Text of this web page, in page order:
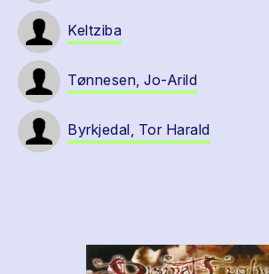
Keltziba
Tønnesen, Jo-Arild
Byrkjedal, Tor Harald